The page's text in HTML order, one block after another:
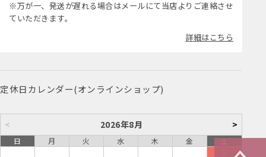
※万が一、発送が遅れる場合はメールにて当店よりご連絡させ
ていただきます。
詳細はこちら
定休日カレンダー(オンラインショップ)
< 2026年8月 >
日 月 火 水 木 金
土